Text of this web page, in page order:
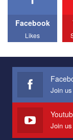
All you have to do
Эмоционально
представляющий
Мы просим вас
наш план по
СОГИ в Украине.
Все, что вам
по этой ссылке и
Facebook
Likes
Join